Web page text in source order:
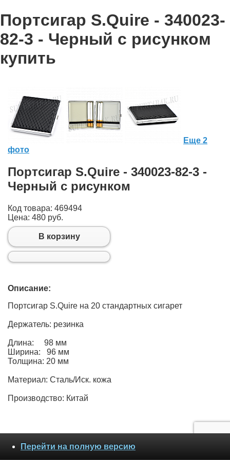
Портсигар S.Quire - 340023-
82-3 - Черный с рисунком
купить
Еще 2
фото
Портсигар S.Quire - 340023-82-3 -
Черный с рисунком
Код товара: 469494
Цена: 480 руб.
В корзину
Описание:
Портсигар S.Quire на 20 стандартных сигарет
Держатель: резинка
Длина: 98 мм
Ширина: 96 мм
Толщина: 20 мм
Материал: Сталь/Иск. кожа
Производство: Китай
Перейти на полную версию